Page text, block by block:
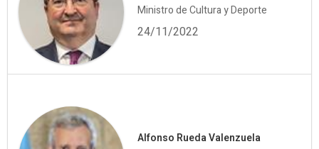
Ministro de Cultura y Deporte
24/11/2022
Alfonso Rueda Valenzuela